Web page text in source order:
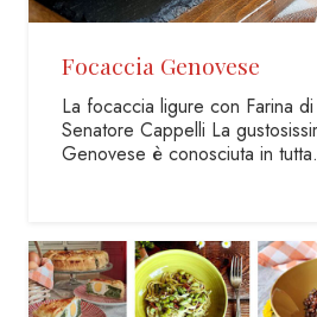
Focaccia Genovese
La focaccia ligure con Farina
Senatore Cappelli La
Genovese è conosciuta in